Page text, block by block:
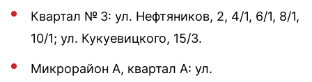
Квартал № 3: ул. Нефтяников, 2, 4/1, 6/1, 8/1,
10/1; ул. Кукуевицкого, 15/3.
Микрорайон А, квартал А: ул.